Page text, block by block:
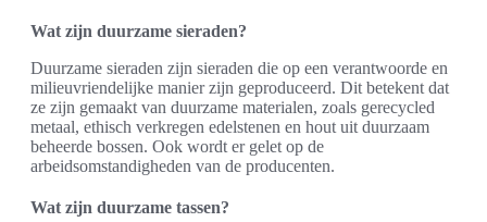
Wat zijn duurzame sieraden?
Duurzame sieraden zijn sieraden die op een verantwoorde en
milieuvriendelijke manier zijn geproduceerd. Dit betekent dat
ze zijn gemaakt van duurzame materialen, zoals gerecycled
metaal, ethisch verkregen edelstenen en hout uit duurzaam
beheerde bossen. Ook wordt er gelet op de
arbeidsomstandigheden van de producenten.
Wat zijn duurzame tassen?